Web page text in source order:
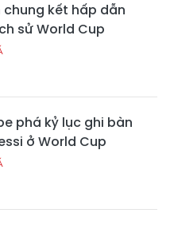
chung kết hấp dẫn
sử World Cup
phá kỷ lục ghi bàn
ở World Cup